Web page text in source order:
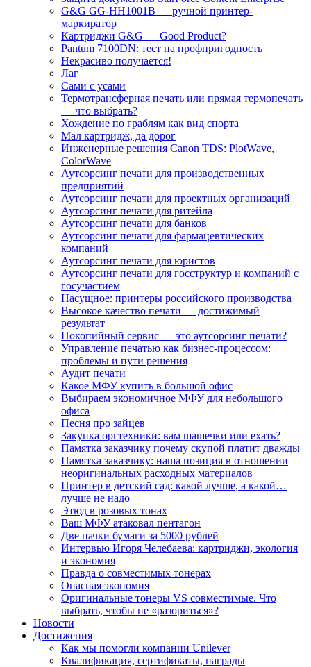
G&G GG-HH1001B — ручной принтер-
маркиратор
Картриджи G&G — Good Product?
Pantum 7100DN: тест на профпригодность
Некрасиво получается!
Лаг
Сами с усами
Термотрансферная печать или прямая термопечать
— что выбрать?
Хождение по граблям как вид спорта
Мал картридж, да дорог
Инженерные решения Canon TDS: PlotWave,
ColorWave
Аутсорсинг печати для производственных
предприятий
Аутсорсинг печати для проектных организаций
Аутсорсинг печати для ритейла
Аутсорсинг печати для банков
Аутсорсинг печати для фармацевтических
компаний
Аутсорсинг печати для юристов
Аутсорсинг печати для госструктур и компаний с
госучастием
Насущное: принтеры российского производства
Высокое качество печати — достижимый
результат
Покопийный сервис — это аутсорсинг печати?
Управление печатью как бизнес-процессом:
проблемы и пути решения
Аудит печати
Какое МФУ купить в большой офис
Выбираем экономичное МФУ для небольшого
офиса
Песня про зайцев
Закупка оргтехники: вам шашечки или ехать?
Памятка заказчику почему скупой платит дважды
Памятка заказчику: наша позиция в отношении
неоригинальных расходных материалов
Принтер в детский сад: какой лучше, а какой…
лучше не надо
Этюд в розовых тонах
Ваш МФУ атаковал пентагон
Две пачки бумаги за 5000 рублей
Интервью Игоря Челебаева: картриджи, экология
и экономия
Правда о совместимых тонерах
Опасная экономия
Оригинальные тонеры VS совместимые. Что
выбрать, чтобы не «разориться»?
Новости
Достижения
Как мы помогли компании Unilever
Квалификация, сертификаты, награды